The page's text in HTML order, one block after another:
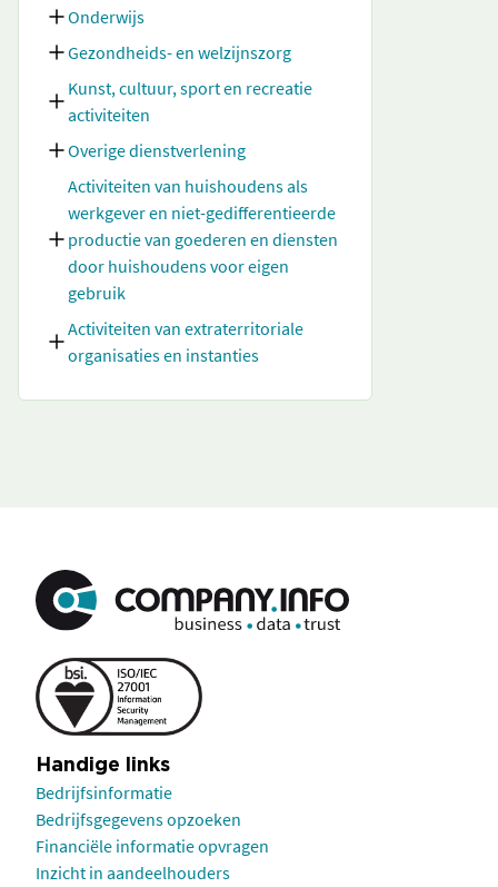
Onderwijs
Gezondheids- en welzijnszorg
Kunst, cultuur, sport en recreatie
activiteiten
Overige dienstverlening
Activiteiten van huishoudens als
werkgever en niet-gedifferentieerde
productie van goederen en diensten
door huishoudens voor eigen
gebruik
Activiteiten van extraterritoriale
organisaties en instanties
Handige links
Bedrijfsinformatie
Bedrijfsgegevens opzoeken
Financiële informatie opvragen
Inzicht in aandeelhouders